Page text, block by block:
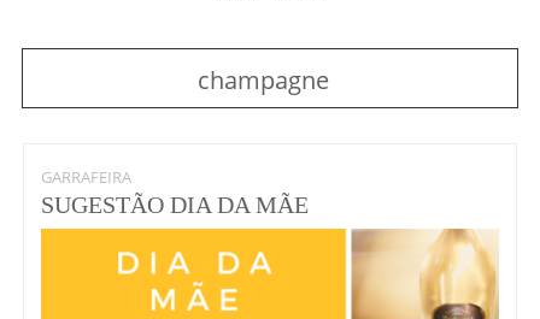
champagne
GARRAFEIRA
SUGESTÃO DIA DA MÃE